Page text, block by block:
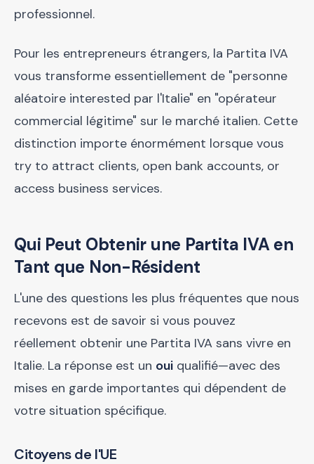
professionnel.
Pour les entrepreneurs étrangers, la Partita IVA
vous transforme essentiellement de "personne
aléatoire interested par l'Italie" en "opérateur
commercial légitime" sur le marché italien. Cette
distinction importe énormément lorsque vous
try to attract clients, open bank accounts, or
access business services.
Qui Peut Obtenir une Partita IVA en
Tant que Non-Résident
L'une des questions les plus fréquentes que nous
recevons est de savoir si vous pouvez
réellement obtenir une Partita IVA sans vivre en
Italie. La réponse est un oui qualifié—avec des
mises en garde importantes qui dépendent de
votre situation spécifique.
Citoyens de l'UE